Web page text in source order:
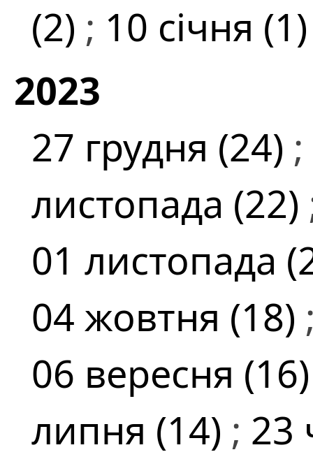
(2) ; 10 січня
2023
27 грудня (24) ;
листопада (22)
01 листопада
04 жовтня (18)
06 вересня
липня (14) ; 23